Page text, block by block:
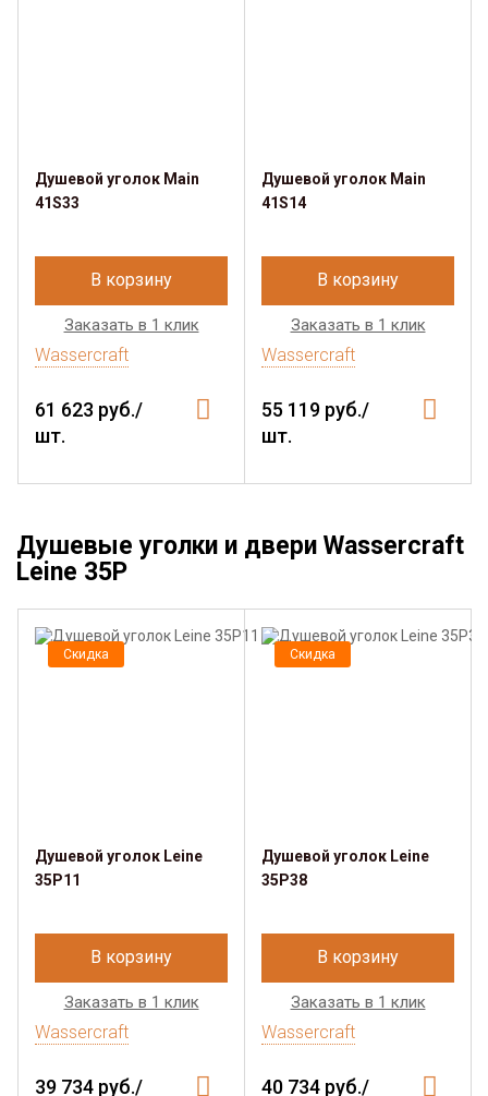
Душевой уголок Main
41S33
В корзину
Заказать в 1 клик
Wassercraft
61 623 руб./
шт.
Душевой уголок Main
41S14
В корзину
Заказать в 1 клик
Wassercraft
55 119 руб./
шт.
Душевые уголки и двери Wassercraft
Leine 35P
Скидка
Душевой уголок Leine
35P11
В корзину
Заказать в 1 клик
Wassercraft
39 734 руб./
Скидка
Душевой уголок Leine
35P38
В корзину
Заказать в 1 клик
Wassercraft
40 734 руб./